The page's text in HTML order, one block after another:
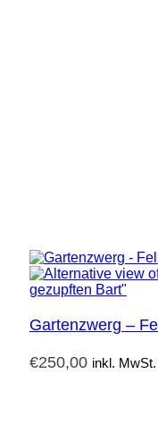
Gartenzwerg –
€250,00 inkl. MwSt.